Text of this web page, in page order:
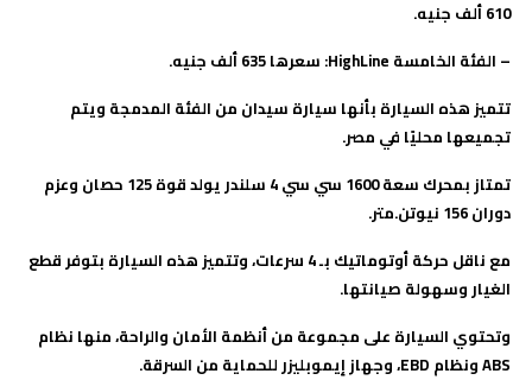
610 ألف جنيه.
– الفئة الخامسة HighLine: سعرها 635 ألف جنيه.
تتميز هذه السيارة بأنها سيارة سيدان من الفئة المدمجة ويتم
تجميعها محليًا في مصر.
تمتاز بمحرك سعة 1600 سي سي 4 سلندر يولد قوة 125 حصان وعزم
دوران 156 نيوتن.متر.
مع ناقل حركة أوتوماتيك بـ 4 سرعات، وتتميز هذه السيارة بتوفر قطع
الغيار وسهولة صيانتها.
وتحتوي السيارة على مجموعة من أنظمة الأمان والراحة، منها نظام
ABS ونظام EBD، وجهاز إيموبليزر للحماية من السرقة.